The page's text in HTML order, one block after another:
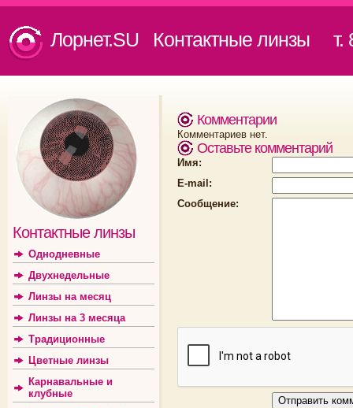
Лорнет.SU Контактные линзы т.
Контактные линзы
Однодневные
Двухнедельные
Линзы на месяц
Линзы на 3 месяца
Традиционные
Цветные линзы
Карнавальные и
клубные
Комментарии
Комментариев нет.
Оставьте комментарий
Имя:
E-mail:
Сообщение: